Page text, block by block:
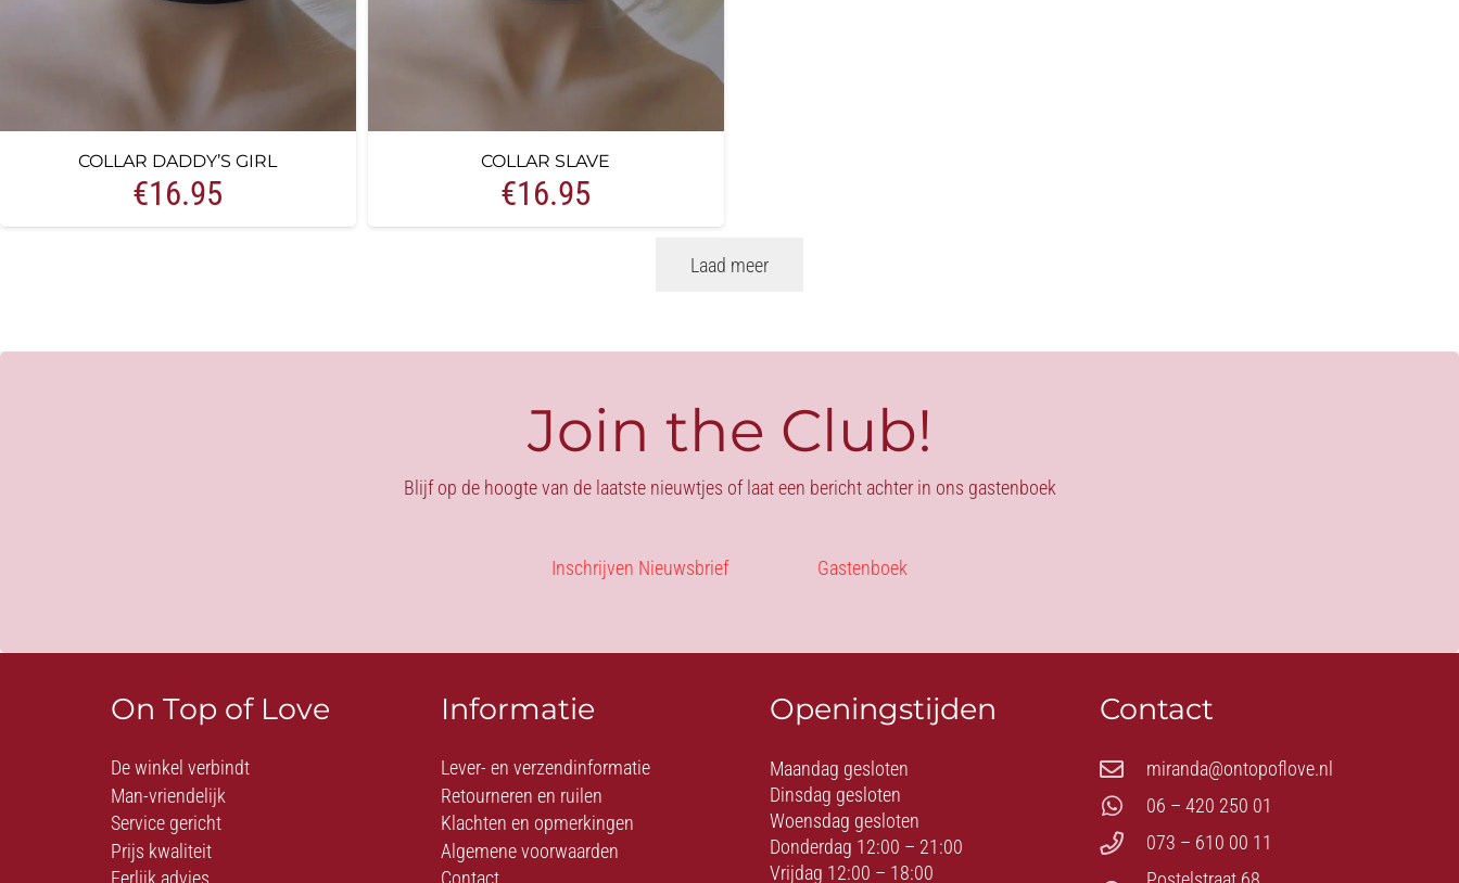
COLLAR DADDY’S GIRL
€16.95
COLLAR SLAVE
€16.95
Laad meer
Join the Club!
Blijf op de hoogte van de laatste nieuwtjes of laat een bericht achter in ons gastenboek
Inschrijven Nieuwsbrief Gastenboek
On Top of Love
De winkel verbindt
Man-vriendelijk
Service gericht
Prijs kwaliteit
Informatie
Lever- en verzendinformatie
Retourneren en ruilen
Klachten en opmerkingen
Algemene voorwaarden
Openingstijden
Maandag gesloten
Dinsdag gesloten
Woensdag gesloten
Donderdag 12:00 – 21:00
Vrijdag 12:00 – 18:00
Contact
miranda@ontopoflove.nl
06 – 420 250 01
073 – 610 00 11